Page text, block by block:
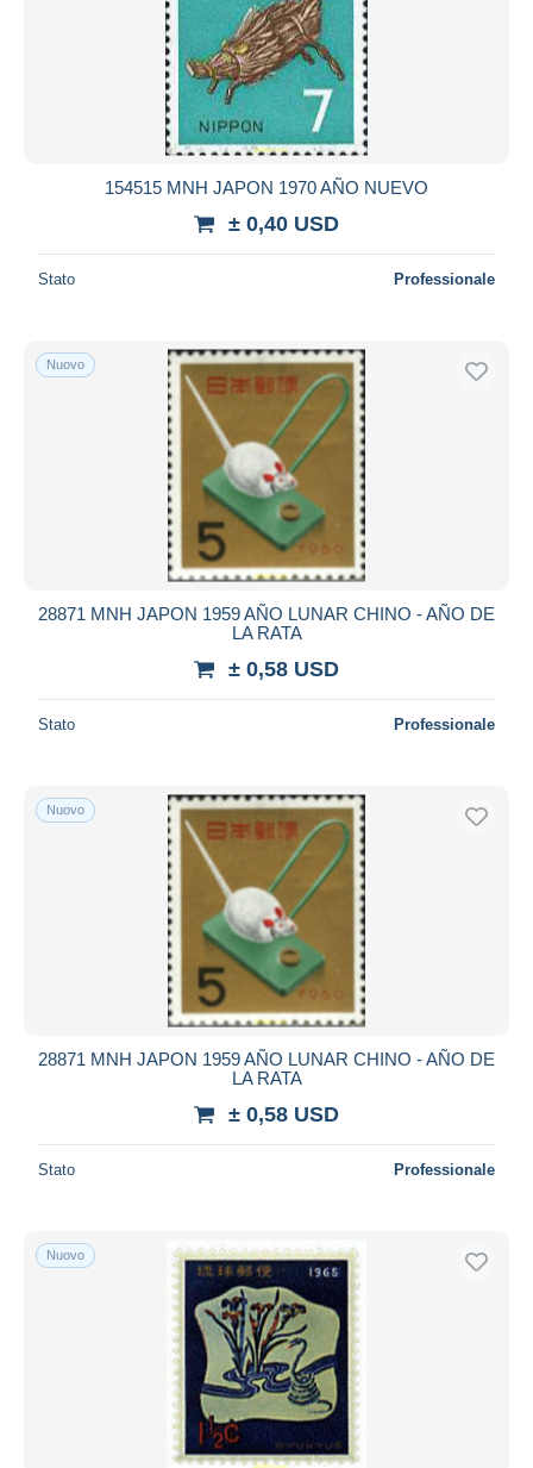
Aggiorna
154515 MNH JAPON 1970 AÑO NUEVO
± 0,40 USD
Stato Professionale
Nuovo
28871 MNH JAPON 1959 AÑO LUNAR CHINO - AÑO DE
LA RATA
± 0,58 USD
Stato Professionale
Nuovo
28871 MNH JAPON 1959 AÑO LUNAR CHINO - AÑO DE
LA RATA
± 0,58 USD
Stato Professionale
Nuovo